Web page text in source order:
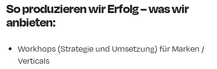
So produzieren wir Erfolg – was wir
anbieten:
Workhops (Strategie und Umsetzung) für Marken /
Verticals